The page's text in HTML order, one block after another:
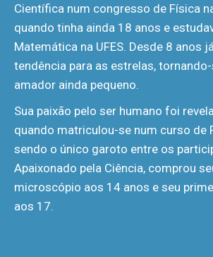
Científica num congresso de Física
quando tinha ainda 18 anos e
Matemática na UFES. Desde 8 anos
tendência para as estrelas,
amador ainda pequeno.
Sua paixão pelo ser humano foi
quando matriculou-se num curso de
sendo o único garoto entre os
Apaixonado pela Ciência, comprou
microscópio aos 14 anos e seu
aos 17.